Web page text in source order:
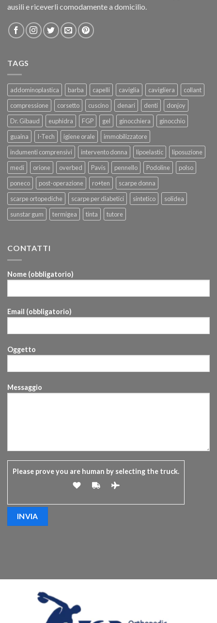
ausili e riceverli comodamente a domicilio.
TAGS
addominoplastica barba capelli caviglia cavigliera
collant
compressione
corsetto cuscino denari denti
donjoy
Dr. Gibaud
euphidra FGP gel ginocchiera
ginocchio
guaina
I-Tech igiene orale
immobilizzatore
indumenti comprensivi
intervento donna lipoelastic
liposuzione
medi
orione overbed Pavis pennello Podoline
polso
poneco
post-operazione ro+ten
scarpe donna
scarpe ortopediche
scarpe per diabetici sintetico
solidea
sunstar gum
termigea tinta tutore
CONTATTI
Nome (obbligatorio)
Email (obbligatorio)
Oggetto
Messaggio
Please prove you are human by selecting the truck.